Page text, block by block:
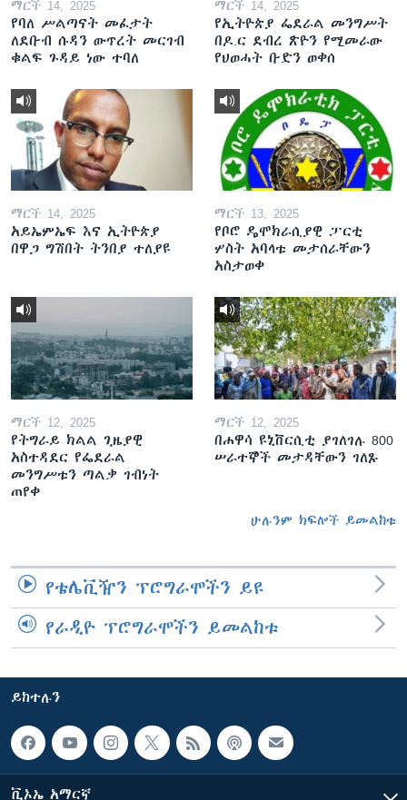
ማርች 14, 2025
የባለ ሥልጣናት መፈታት
ለደቡብ ሱዳን ውጥረት መርገብ
ቁልፍ ጉዳይ ነው ተባለ
ማርች 14, 2025
የኢትዮጵያ ፌደራል መንግሥት
በዶ.ር ደብረ ጽዮን የሚመራው
የህወሓት ቡድን ወቀሰ
ማርች 14, 2025
አይኤምኤፍ እና ኢትዮጵያ
በዋጋ ግሽበት ትንበያ ተለያዩ
ማርች 13, 2025
የቦሮ ዴሞክራሲያዊ ፓርቲ
ሦስት አባላቱ መታሰራቸውን
አስታወቀ
ማርች 12, 2025
የትግራይ ክልል ጊዜያዊ
አስተዳደር የፌደራል
መንግሥቱን ጣልቃ ገብነት
ጠየቀ
ማርች 12, 2025
በሐዋሳ ዩኒቨርሲቲ ያገለገሉ 800
ሠራተኞች መታዳቸውን ገለጹ
ሁሉንም ክፍሎች ይመልከቱ
የቴሌቪዥን ፕሮግራሞችን ይዩ
የራዲዮ ፕሮግራሞችን ይመልከቱ
ይከተሉን
ቪኦኤ አማርኛ